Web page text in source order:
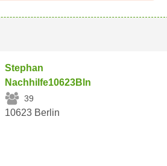
Stephan
Nachhilfe10623Bln
39
10623 Berlin